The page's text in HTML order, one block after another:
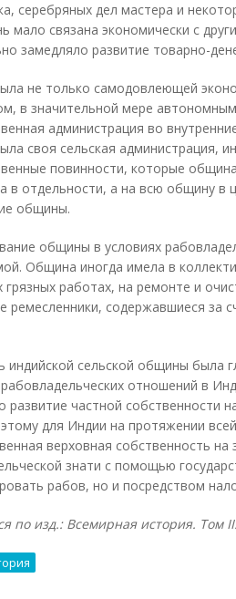
серебряных дел мастера и
мало связана экономически с
замедляло развитие товарно-
не только самодовлеющей
в значительной мере
администрация во
своя сельская администрация,
повинности, которые
в отдельности, а на всю общину в
общины.
общины в условиях
Община иногда имела в
грязных работах, на ремонте и
ремесленники, содержавшиеся за
индийской сельской общины была
отношений в
развитие частной собственности
для Индии на протяжении
верховная собственность
знати с помощью
рабов, но и посредством
по изд.: Всемирная история. Том